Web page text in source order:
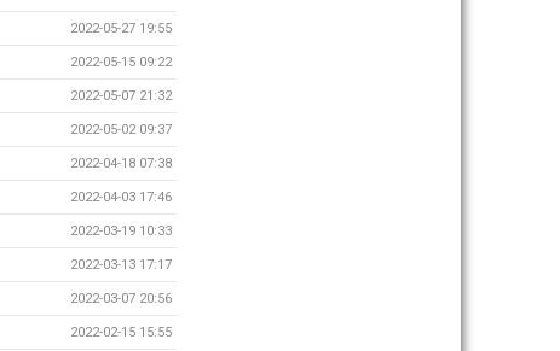
2022-05-27 19:55
2022-05-15 09:22
2022-05-07 21:32
2022-05-02 09:37
2022-04-18 07:38
2022-04-03 17:46
2022-03-19 10:33
2022-03-13 17:17
2022-03-07 20:56
2022-02-15 15:55